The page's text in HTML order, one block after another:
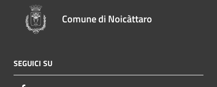
Comune di Noicàttaro
SEGUICI SU